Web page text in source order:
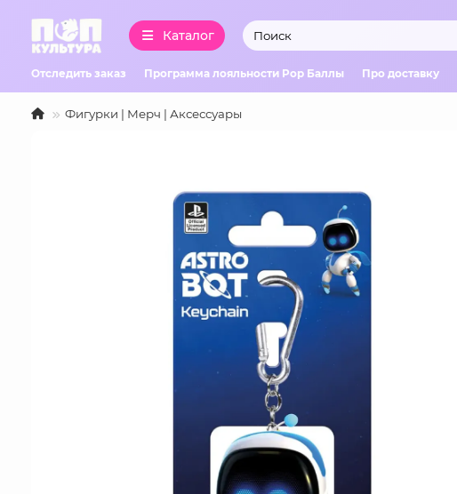
Каталог
Отследить заказ Программа лояльности Pop Баллы Про доставку
Фигурки | Мерч | Аксессуары